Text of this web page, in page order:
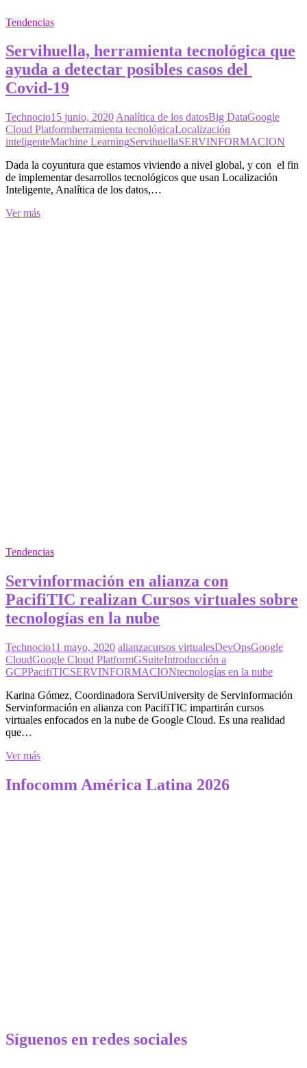
Tendencias
Servihuella, herramienta tecnológica que
ayuda a detectar posibles casos del
Covid-19
Technocio15 junio, 2020 Analítica de los datosBig DataGoogle
Cloud Platformherramienta tecnológicaLocalización
inteligenteMachine LearningServihuellaSERVINFORMACION
Dada la coyuntura que estamos viviendo a nivel global, y con el fin
de implementar desarrollos tecnológicos que usan Localización
Inteligente, Analítica de los datos,…
Ver másServihuella,
Tendencias
Servinformación en alianza con
PacifiTIC realizan Cursos virtuales sobre
tecnologías en la nube
Technocio11 mayo, 2020 alianzacursos virtualesDevOpsGoogle
CloudGoogle Cloud PlatformGSuiteIntroducción a
GCPPacifiTICSERVINFORMACIONtecnologías en la nube
Karina Gómez, Coordinadora ServiUniversity de Servinformación
Servinformación en alianza con PacifiTIC impartirán cursos
virtuales enfocados en la nube de Google Cloud. Es una realidad
que…
Ver másServinformación
con
Infocomm América Latina 2026
Síguenos en redes sociales